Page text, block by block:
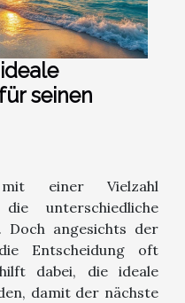
seinen
einer Vielzahl
unterschiedliche
Doch angesichts der
Entscheidung oft
dabei, die ideale
damit der nächste